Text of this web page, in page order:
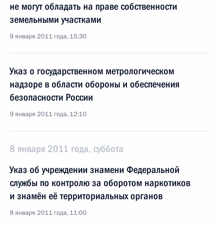
не могут обладать на праве собственности
земельными участками
9 января 2011 года, 15:30
Указ о государственном метрологическом
надзоре в области обороны и обеспечения
безопасности России
9 января 2011 года, 12:10
8 января 2011 года, суббота
Указ об учреждении знамени Федеральной
службы по контролю за оборотом наркотиков
и знамён её территориальных органов
8 января 2011 года, 11:00